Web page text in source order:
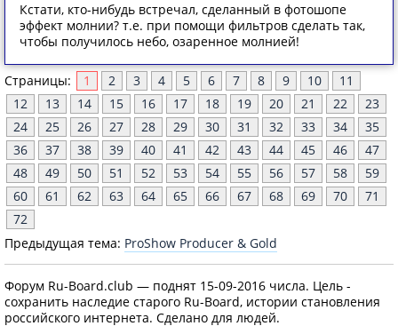
Кстати, кто-нибудь встречал, сделанный в фотошопе
эффект молнии? т.е. при помощи фильтров сделать так,
чтобы получилось небо, озаренное молнией!
Страницы: 1 2 3 4 5 6 7 8 9 10
11
12
13 14 15 16 17 18 19 20 21 22
23
24
25 26 27 28 29 30 31 32 33 34
35
36
37 38 39 40 41 42 43 44 45 46
47
48
49 50 51 52 53 54 55 56 57 58
59
60
61 62 63 64 65 66 67 68 69 70
71
72
Предыдущая тема: ProShow Producer & Gold
Форум Ru-Board.club — поднят 15-09-2016 числа. Цель -
сохранить наследие старого Ru-Board, истории становления
российского интернета. Сделано для людей.